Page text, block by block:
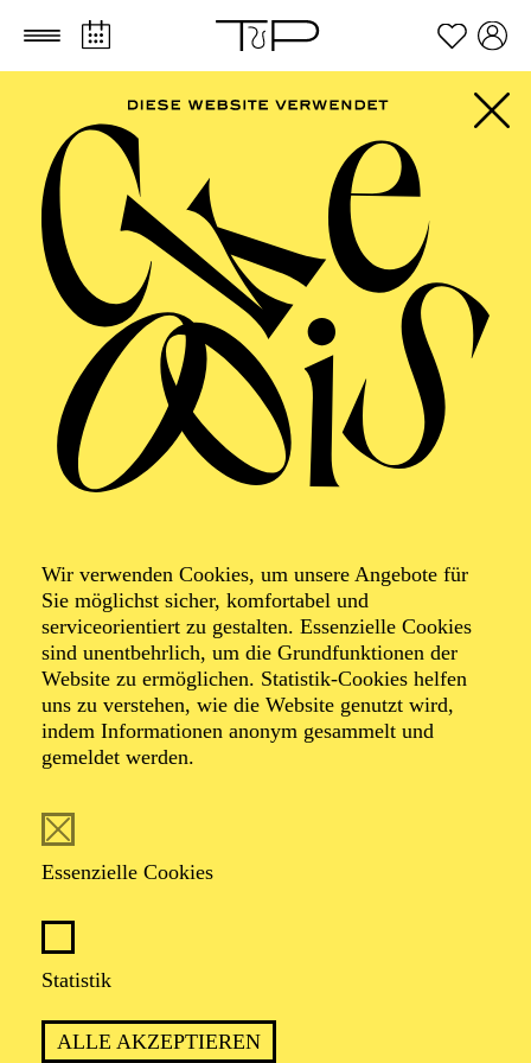
Zum Hauptinhalt springen Zum Footer springen
Wir verwenden Cookies, um unsere Angebote für
Sie möglichst sicher, komfortabel und
serviceorientiert zu gestalten. Essenzielle Cookies
sind unentbehrlich, um die Grundfunktionen der
Website zu ermöglichen. Statistik-Cookies helfen
uns zu verstehen, wie die Website genutzt wird,
indem Informationen anonym gesammelt und
gemeldet werden.
Essenzielle Cookies
Statistik
ALLE AKZEPTIEREN
Foto: Johan Sandberg
David McMillan
Mikkelsen
Der dänisch-australische Tänzer David McMillan
Mikkelsen erhielt seine Tanzausbildung zunächst an der
Tivoli Ballet School in Copenhagen und anschließend
Frankfurt. Bereits während des Studiums erhielt er